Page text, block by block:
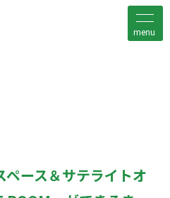
menu
ース＆サテライトオ